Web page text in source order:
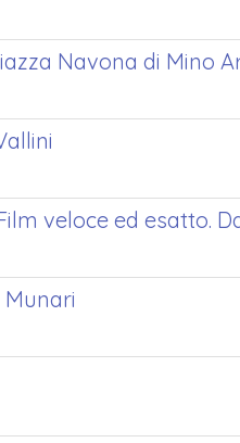
Navona di Mino
veloce ed esatto.